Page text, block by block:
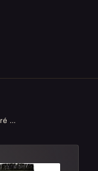
Tapis de prière - Extrafin - En blanc et doré - 1,20 x 0,70 m - À emporter - Idéal pour musulman ou comme cadeau pour frère et sœur convertis en Islam